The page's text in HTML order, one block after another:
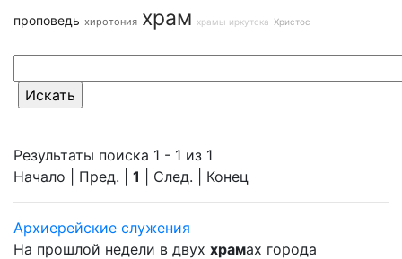
проповедь хиротония храм храмы иркутска Христос
Результаты поиска 1 - 1 из 1
Начало | Пред. | 1 | След. | Конец
Архиерейские служения
На прошлой недели в двух храмах города